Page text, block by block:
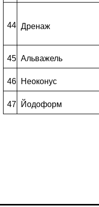
44 Дренаж
45 Альважель
46 Неоконус
47 Йодоформ